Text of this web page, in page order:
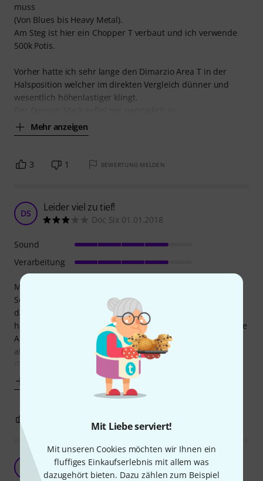
Mit Liebe serviert!
Mit unseren Cookies möchten wir Ihnen ein
fluffiges Einkaufserlebnis mit allem was
dazugehört bieten. Dazu zählen zum Beispiel
muss
(Von Blues bis Heavy Metal).
Am Steg ist hier ein Chopper T verbaut und ich verwende
500k Potis.
Vorher hatte ich sehr lange den Dimarzio Area T in der
Halsposition welcher im direkten Vergleich dünner und
wesentlich höhenlastiger klingt.
Mehr anzeigen
3 1 BEWERTUNG MELDEN
DS Leider viel zu tief!
Doc Six 01.01.2018
Mit Sicherheit bauen Seymour Duncan gute PickUps ... der
Sound ist bestimmt auch ganz toll ... nur leider konnte ich
das bei diesem PickUp nicht testen ... denn er ist viel zu
hoch bzw. tief ... dann muss ich bei einer normalen Tele die
Ausfräsung vertiefen. Wäre mit Dremel zwar kein Akt ...
aber möchte ich nicht ... je weniger Holz, desto weniger
Sound
Verarbeitung
etwas dumpf
kingbee 11.01.2011